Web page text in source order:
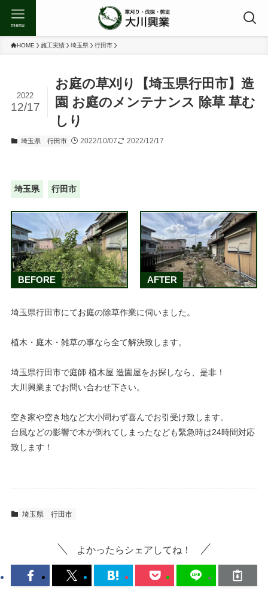
menu
HOME 施工実績 埼玉県 行田市
お庭の草刈り【埼玉県行田市】造
園 お庭のメンテナンス 除草 草む
しり
2022
12/17
埼玉県 行田市 2022/10/07 2022/12/17
埼玉県 行田市
BEFORE AFTER
埼玉県行田市にてお庭の除草作業に伺いました。
植木・庭木・雑草の事なら全て解決致します。
埼玉県行田市で庭師 植木屋 造園屋をお探しなら、是非！
大川興業までお問い合わせ下さい。
空き家や空き地など大小問わず喜んでお引受け致します。
台風などの影響で木が倒れてしまったなども緊急時は24時間対応
致します！
埼玉県 行田市
よかったらシェアしてね！